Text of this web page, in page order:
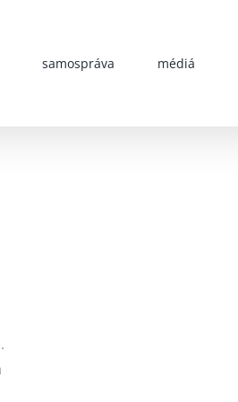
samospráva médiá